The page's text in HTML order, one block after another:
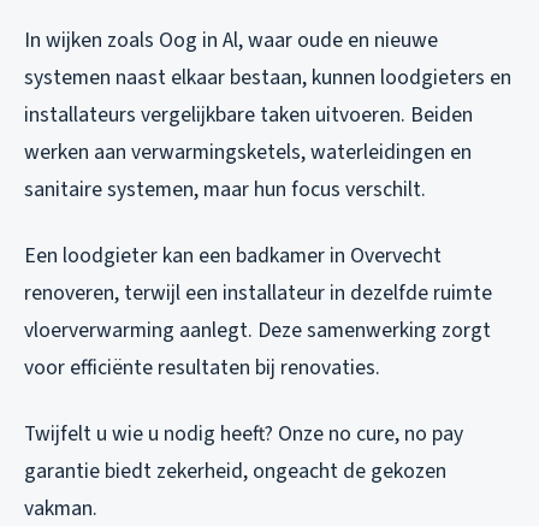
In wijken zoals Oog in Al, waar oude en nieuwe
systemen naast elkaar bestaan, kunnen loodgieters en
installateurs vergelijkbare taken uitvoeren. Beiden
werken aan verwarmingsketels, waterleidingen en
sanitaire systemen, maar hun focus verschilt.
Een loodgieter kan een badkamer in Overvecht
renoveren, terwijl een installateur in dezelfde ruimte
vloerverwarming aanlegt. Deze samenwerking zorgt
voor efficiënte resultaten bij renovaties.
Twijfelt u wie u nodig heeft? Onze no cure, no pay
garantie biedt zekerheid, ongeacht de gekozen
vakman.